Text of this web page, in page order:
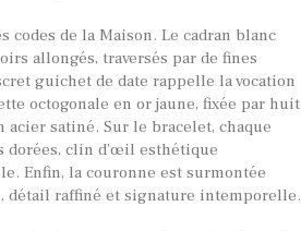
de la Maison. Le cadran blanc
allongés, traversés par de fines
guichet de date rappelle la vocation
octogonale en or jaune, fixée par huit
satiné. Sur le bracelet, chaque
dorées, clin d’œil esthétique
Enfin, la couronne est surmontée
détail raffiné et signature intemporelle.